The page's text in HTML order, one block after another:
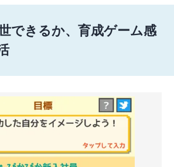
できるか、育成ゲーム感